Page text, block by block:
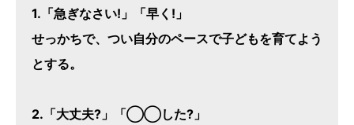
1.「急ぎなさい!」「早く!」
せっかちで、つい自分のペースで子どもを育てよう
とする。
2.「大丈夫?」「◯◯した?」